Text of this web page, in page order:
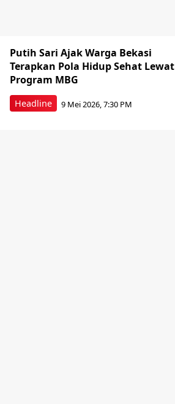
Headline
Putih Sari Ajak Warga Bekasi
Terapkan Pola Hidup Sehat Lewat
Program MBG
9 Mei 2026, 7:30 PM